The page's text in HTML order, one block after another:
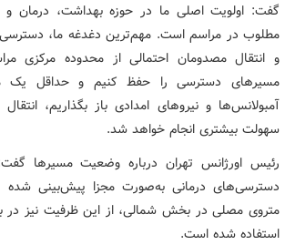
گفت: اولویت اصلی ما در حوزه بهداشت، درمان و
مطلوب در مراسم است. مهم‌ترین دغدغه ما، دسترسی
و انتقال مصدومان احتمالی از محدوده مرکزی
مسیرهای دسترسی را حفظ کنیم و حداقل یک
آمبولانس‌ها و نیروهای امدادی باز بگذاریم،
سهولت بیشتری انجام خواهد شد.
رئیس اورژانس تهران درباره وضعیت مسیرها
دسترسی‌های درمانی به‌صورت مجزا پیش‌بینی شده
متروی مصلی در بخش شمالی، از این ظرفیت نیز در
استفاده شده است.